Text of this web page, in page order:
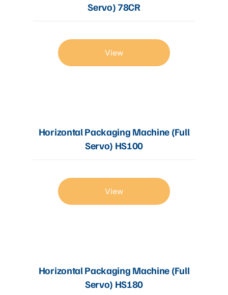
Servo) 78CR
View
Horizontal Packaging Machine (Full
Servo) HS100
View
Horizontal Packaging Machine (Full
Servo) HS180